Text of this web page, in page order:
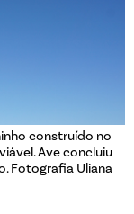
construído no
Ave concluiu
Fotografia Uliana